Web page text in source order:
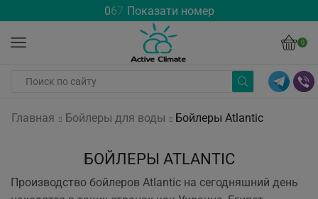
067 Показати номер
0
Главная Бойлеры для воды Бойлеры Atlantic
БОЙЛЕРЫ ATLANTIC
Производство бойлеров Atlantic на сегодняшний день